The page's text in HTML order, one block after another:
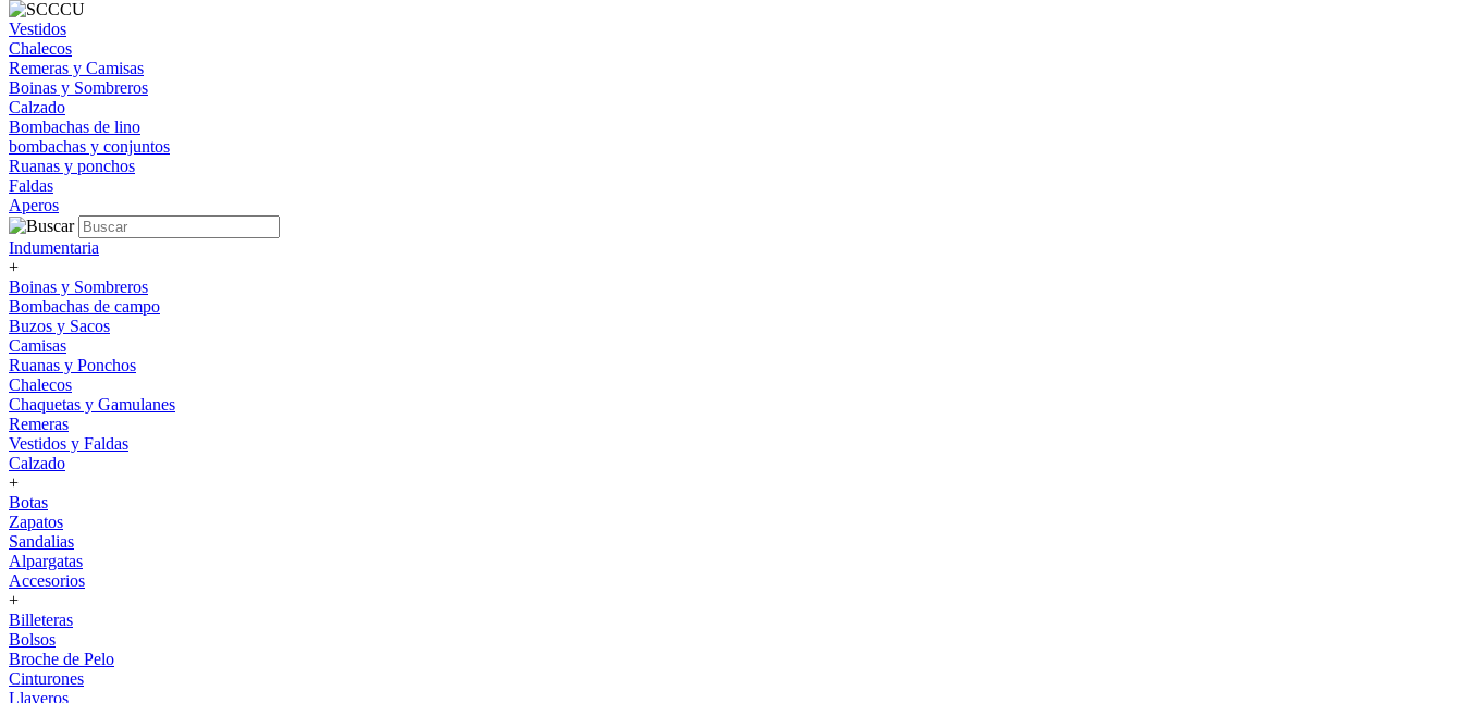
Vestidos
Chalecos
Remeras y Camisas
Boinas y Sombreros
Calzado
Bombachas de lino
bombachas y conjuntos
Ruanas y ponchos
Faldas
Aperos
Indumentaria
+
Boinas y Sombreros
Bombachas de campo
Buzos y Sacos
Camisas
Ruanas y Ponchos
Chalecos
Chaquetas y Gamulanes
Remeras
Vestidos y Faldas
Calzado
+
Botas
Zapatos
Sandalias
Alpargatas
Accesorios
+
Billeteras
Bolsos
Broche de Pelo
Cinturones
Llaveros